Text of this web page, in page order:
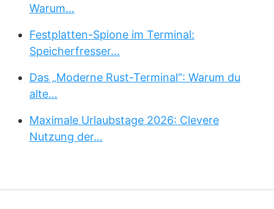
Warum…
Festplatten-Spione im Terminal:
Speicherfresser…
Das „Moderne Rust-Terminal“: Warum du
alte…
Maximale Urlaubstage 2026: Clevere
Nutzung der…